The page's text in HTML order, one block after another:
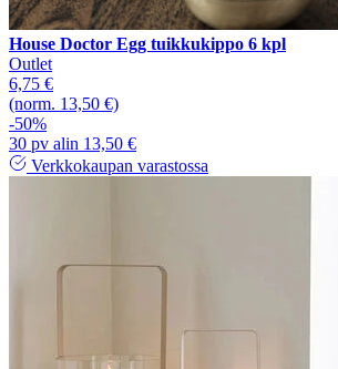
House Doctor Egg tuikkukippo 6 kpl
Outlet
6,75 €
(norm. 13,50 €)
-50%
30 pv alin 13,50 €
Verkkokaupan varastossa